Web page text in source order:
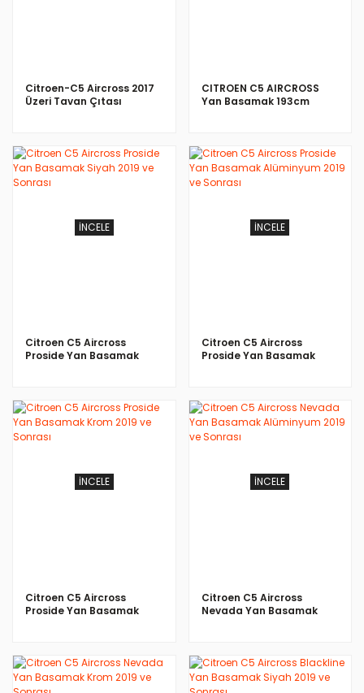
Citroen-C5 Aircross 2017
Üzeri Tavan Çıtası
CITROEN C5 AIRCROSS
Yan Basamak 193cm
İNCELE
Citroen C5 Aircross
Proside Yan Basamak
İNCELE
Citroen C5 Aircross
Proside Yan Basamak
İNCELE
Citroen C5 Aircross
Proside Yan Basamak
İNCELE
Citroen C5 Aircross
Nevada Yan Basamak